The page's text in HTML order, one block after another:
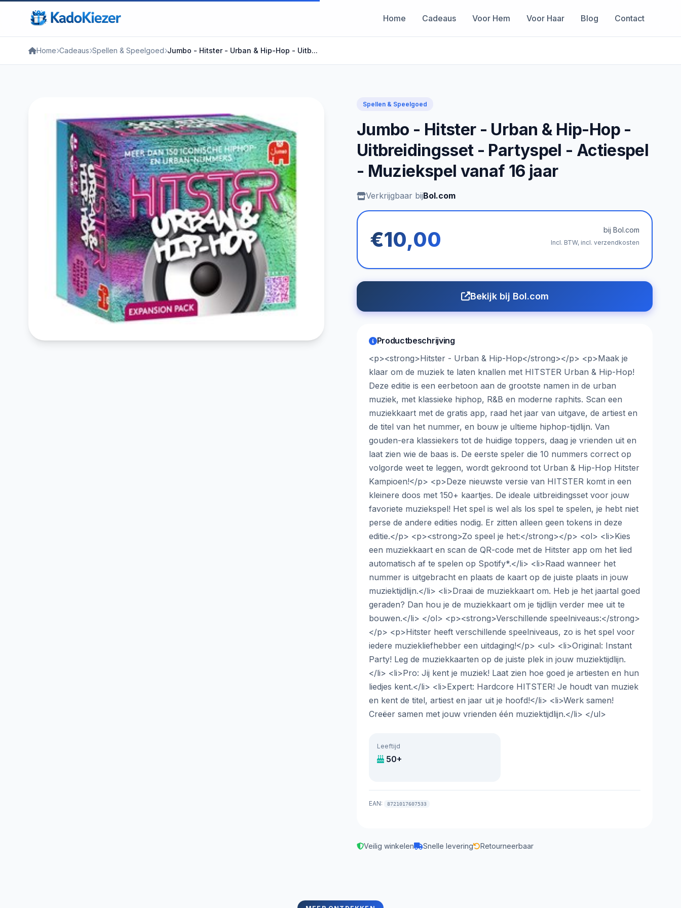
Home Cadeaus Voor Hem Voor Haar Blog Contact
Home Cadeaus Spellen & Speelgoed Jumbo - Hitster - Urban & Hip-Hop - Uitb...
Spellen & Speelgoed
Jumbo - Hitster - Urban & Hip-Hop -
Uitbreidingsset - Partyspel - Actiespel
- Muziekspel vanaf 16 jaar
Verkrijgbaar bijBol.com
€10,00 bij Bol.com
Incl. BTW, incl. verzendkosten
Bekijk bij Bol.com
Productbeschrijving
<p><strong>Hitster - Urban & Hip-Hop</strong></p> <p>Maak je
klaar om de muziek te laten knallen met HITSTER Urban & Hip-Hop!
Deze editie is een eerbetoon aan de grootste namen in de urban
muziek, met klassieke hiphop, R&B en moderne raphits. Scan een
muziekkaart met de gratis app, raad het jaar van uitgave, de artiest en
de titel van het nummer, en bouw je ultieme hiphop-tijdlijn. Van
gouden-era klassiekers tot de huidige toppers, daag je vrienden uit en
laat zien wie de baas is. De eerste speler die 10 nummers correct op
volgorde weet te leggen, wordt gekroond tot Urban & Hip-Hop Hitster
Kampioen!</p> <p>Deze nieuwste versie van HITSTER komt in een
kleinere doos met 150+ kaartjes. De ideale uitbreidingsset voor jouw
favoriete muziekspel! Het spel is wel als los spel te spelen, je hebt niet
perse de andere edities nodig. Er zitten alleen geen tokens in deze
editie.</p> <p><strong>Zo speel je het:</strong></p> <ol> <li>Kies
een muziekkaart en scan de QR-code met de Hitster app om het lied
automatisch af te spelen op Spotify*.</li> <li>Raad wanneer het
nummer is uitgebracht en plaats de kaart op de juiste plaats in jouw
muziektijdlijn.</li> <li>Draai de muziekkaart om. Heb je het jaartal goed
geraden? Dan hou je de muziekkaart om je tijdlijn verder mee uit te
bouwen.</li> </ol> <p><strong>Verschillende speelniveaus:</strong>
</p> <p>Hitster heeft verschillende speelniveaus, zo is het spel voor
iedere muziekliefhebber een uitdaging!</p> <ul> <li>Original: Instant
Party! Leg de muziekkaarten op de juiste plek in jouw muziektijdlijn.
</li> <li>Pro: Jij kent je muziek! Laat zien hoe goed je artiesten en hun
liedjes kent.</li> <li>Expert: Hardcore HITSTER! Je houdt van muziek
en kent de titel, artiest en jaar uit je hoofd!</li> <li>Werk samen!
Creëer samen met jouw vrienden één muziektijdlijn.</li> </ul>
Leeftijd
50+
EAN: 8721017607533
Veilig winkelen Snelle levering Retourneerbaar